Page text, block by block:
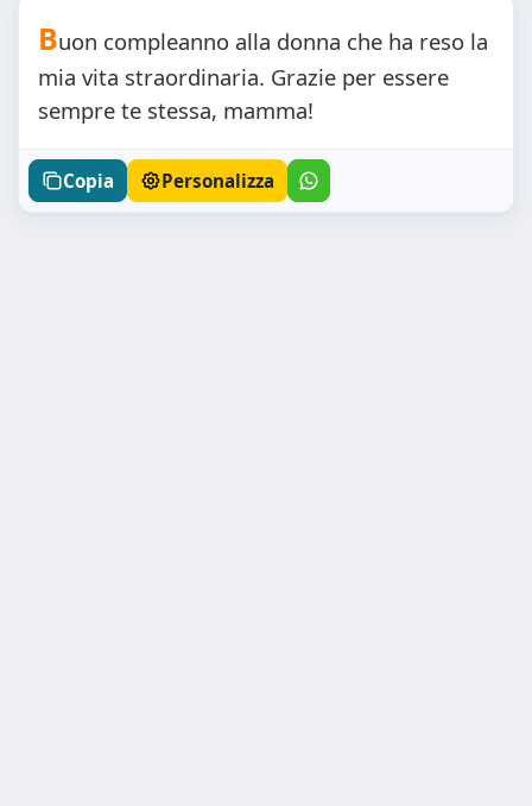
Buon compleanno alla donna che ha reso la
mia vita straordinaria. Grazie per essere
sempre te stessa, mamma!
Copia Personalizza